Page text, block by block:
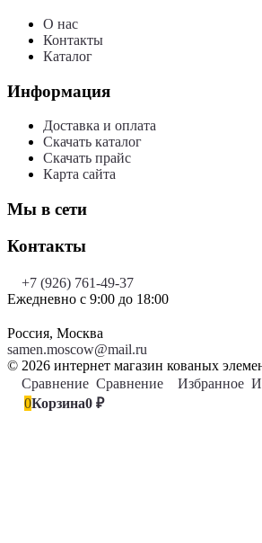
О нас
Контакты
Каталог
Информация
Доставка и оплата
Скачать каталог
Скачать прайс
Карта сайта
Мы в сети
Контакты
+7 (926) 761-49-37
Ежедневно с 9:00 до 18:00
Россия, Москва
samen.moscow@mail.ru
© 2026 интернет магазин кованых
Сравнение Сравнение Избранное
0Корзина0 ₽